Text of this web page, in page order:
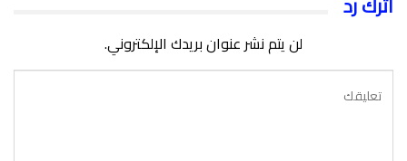
لن يتم نشر عنوان بريدك الإلكتروني.